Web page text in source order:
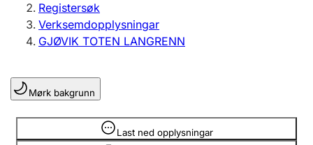
Enkeltpersonføretak
Registrere, endre, slette
Lag og foreining
Registrere, endre, slette
Registersøk
Verksemdopplysningar
GJØVIK TOTEN LANGRENN
Mørk bakgrunn
Last ned opplysningar
Opplysninger er skjult